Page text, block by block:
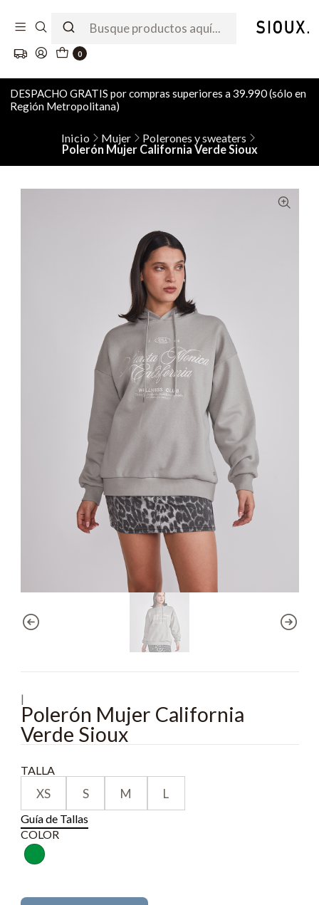
0
DESPACHO GRATIS por compras superiores a 39.990 (sólo en
Región Metropolitana)
Inicio Mujer
Polerones y sweaters
Polerón Mujer California Verde Sioux
|
Polerón Mujer California
Verde Sioux
TALLA
XS S M L
Guía de Tallas
COLOR